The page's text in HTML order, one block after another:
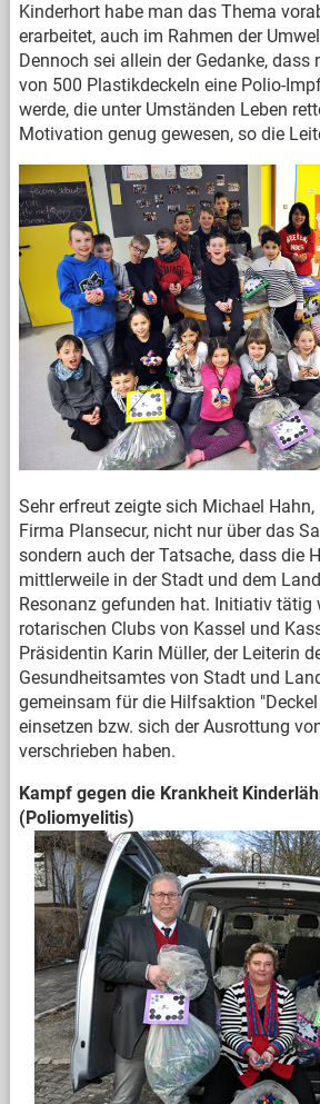
Kinderhort habe man das Thema
erarbeitet, auch im Rahmen der
Dennoch sei allein der Gedanke, dass
von 500 Plastikdeckeln eine Polio-
werde, die unter Umständen Leben
Motivation genug gewesen, so die
Sehr erfreut zeigte sich Michael Hahn,
Firma Plansecur, nicht nur über das
sondern auch der Tatsache, dass die
mittlerweile in der Stadt und dem
Resonanz gefunden hat. Initiativ tätig
rotarischen Clubs von Kassel und
Präsidentin Karin Müller, der Leiterin
Gesundheitsamtes von Stadt und
gemeinsam für die Hilfsaktion
einsetzen bzw. sich der Ausrottung
verschrieben haben.
Kampf gegen die Krankheit
(Poliomyelitis)